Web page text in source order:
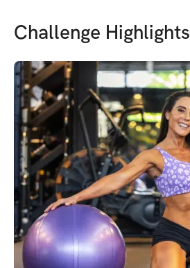
Challenge Highlights